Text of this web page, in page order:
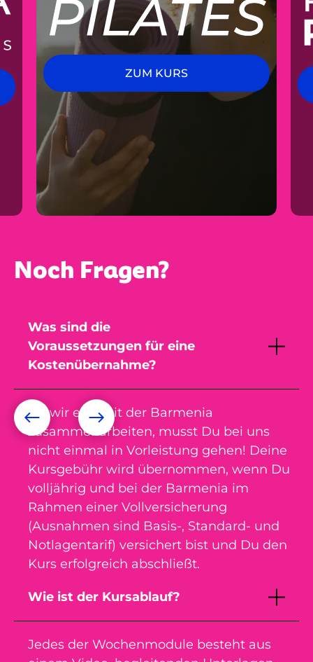
ZUM KURS
Noch Fragen?
Was sind die
Voraussetzungen für eine
Kostenübernahme?
Da wir eng mit der Barmenia
zusammenarbeiten, musst Du bei uns
nicht einmal in Vorleistung gehen! Deine
Kursgebühr wird übernommen, wenn Du
volljährig und bei der Barmenia im
Rahmen einer Vollversicherung
(Ausnahmen sind Basis-, Standard- und
Notlagentarif) versichert bist und Du den
Kurs erfolgreich abschließt.
Wie ist der Kursablauf?
Jedes der Wochenmodule besteht aus